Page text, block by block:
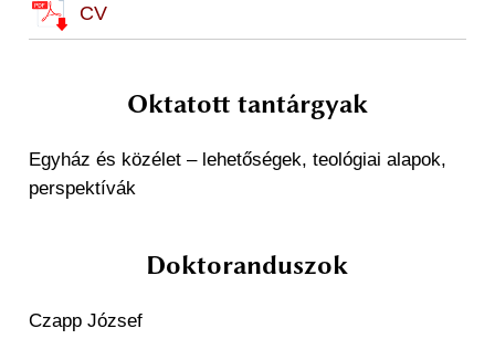
CV
Oktatott tantárgyak
Egyház és közélet – lehetőségek, teológiai alapok,
perspektívák
Doktoranduszok
Czapp József